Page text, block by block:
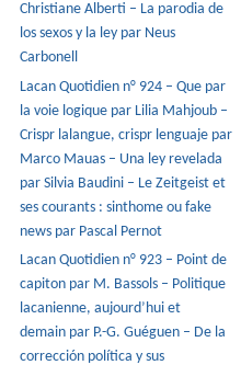
Christiane Alberti – La parodia de
los sexos y la ley par Neus
Carbonell
Lacan Quotidien n° 924 – Que par
la voie logique par Lilia Mahjoub –
Crispr lalangue, crispr lenguaje par
Marco Mauas – Una ley revelada
par Silvia Baudini – Le Zeitgeist et
ses courants : sinthome ou fake
news par Pascal Pernot
Lacan Quotidien n° 923 – Point de
capiton par M. Bassols – Politique
lacanienne, aujourd’hui et
demain par P.-G. Guéguen – De la
corrección política y sus